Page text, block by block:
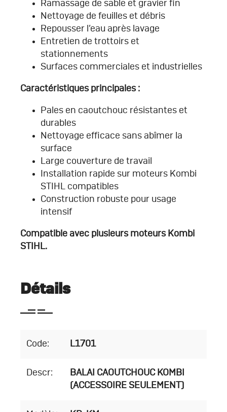
Ramassage de sable et gravier fin
Nettoyage de feuilles et débris
Repousser l’eau après lavage
Entretien de trottoirs et
stationnements
Surfaces commerciales et industrielles
Caractéristiques principales :
Pales en caoutchouc résistantes et
durables
Nettoyage efficace sans abîmer la
surface
Large couverture de travail
Installation rapide sur moteurs Kombi
STIHL compatibles
Construction robuste pour usage
intensif
Compatible avec plusieurs moteurs Kombi
STIHL.
Détails
Code: L1701
Descr:
BALAI CAOUTCHOUC KOMBI
(ACCESSOIRE SEULEMENT)